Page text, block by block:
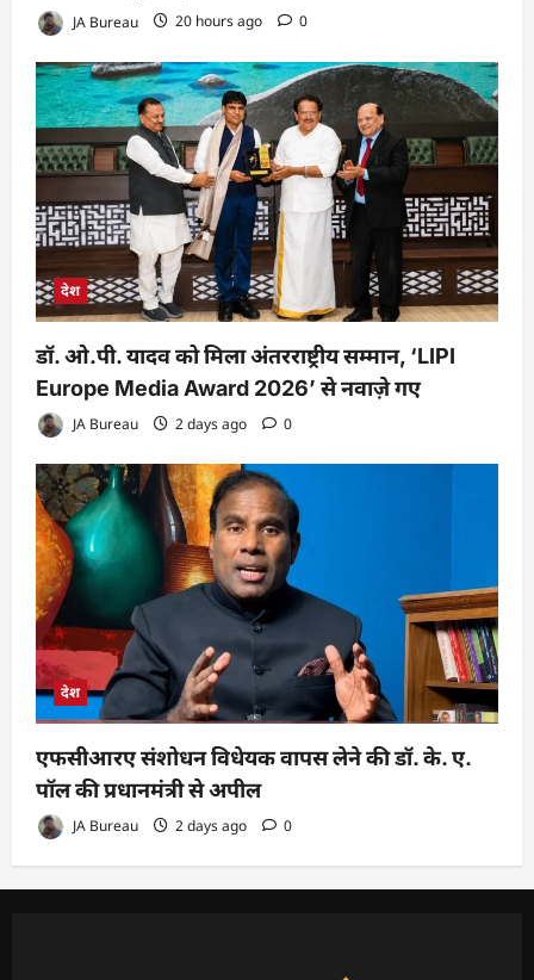
JA Bureau 20 hours ago 0
देश
डॉ. ओ.पी. यादव को मिला अंतरराष्ट्रीय सम्मान, ‘LIPI
Europe Media Award 2026’ से नवाज़े गए
JA Bureau 2 days ago 0
देश
एफसीआरए संशोधन विधेयक वापस लेने की डॉ. के. ए.
पॉल की प्रधानमंत्री से अपील
JA Bureau 2 days ago 0